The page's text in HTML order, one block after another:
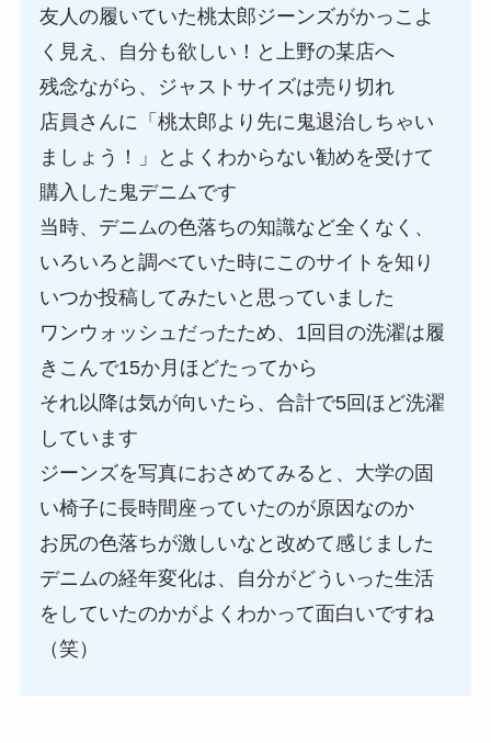
友人の履いていた桃太郎ジーンズがかっこよ
く見え、自分も欲しい！と上野の某店へ
残念ながら、ジャストサイズは売り切れ
店員さんに「桃太郎より先に鬼退治しちゃい
ましょう！」とよくわからない勧めを受けて
購入した鬼デニムです
当時、デニムの色落ちの知識など全くなく、
いろいろと調べていた時にこのサイトを知り
いつか投稿してみたいと思っていました
ワンウォッシュだったため、1回目の洗濯は履
きこんで15か月ほどたってから
それ以降は気が向いたら、合計で5回ほど洗濯
しています
ジーンズを写真におさめてみると、大学の固
い椅子に長時間座っていたのが原因なのか
お尻の色落ちが激しいなと改めて感じました
デニムの経年変化は、自分がどういった生活
をしていたのかがよくわかって面白いですね
（笑）